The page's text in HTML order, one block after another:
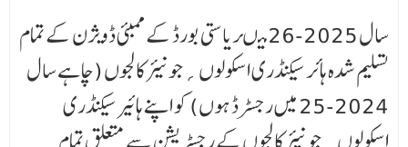
سال 2025-26 میںریاستی بورڈ کے ممبئی ڈویژن کے تمام
تسلیم شدہ ہائر سیکنڈری اسکولوں؍جونیئر کالجوں (چاہے سال
2024-25 میں رجسٹرڈ ہوں) کو اپنے ہائیر سیکنڈری